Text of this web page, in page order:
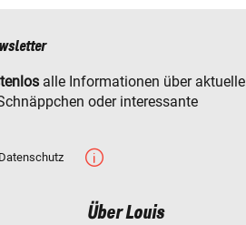
alle Informationen über aktuelle
oder interessante
Über Louis